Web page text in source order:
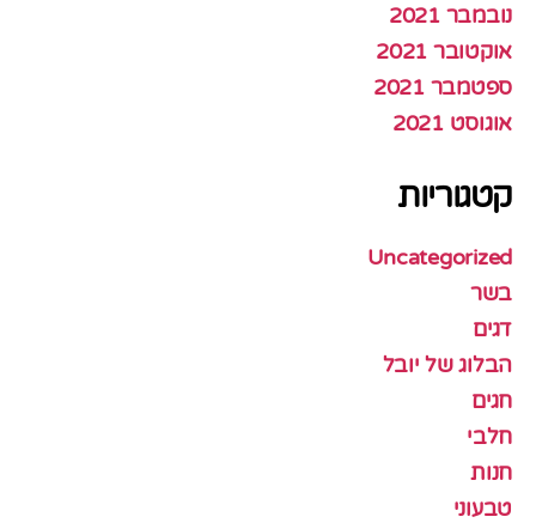
נובמבר 2021
אוקטובר 2021
ספטמבר 2021
אוגוסט 2021
קטגוריות
Uncategorized
בשר
דגים
הבלוג של יובל
חגים
חלבי
חנות
טבעוני